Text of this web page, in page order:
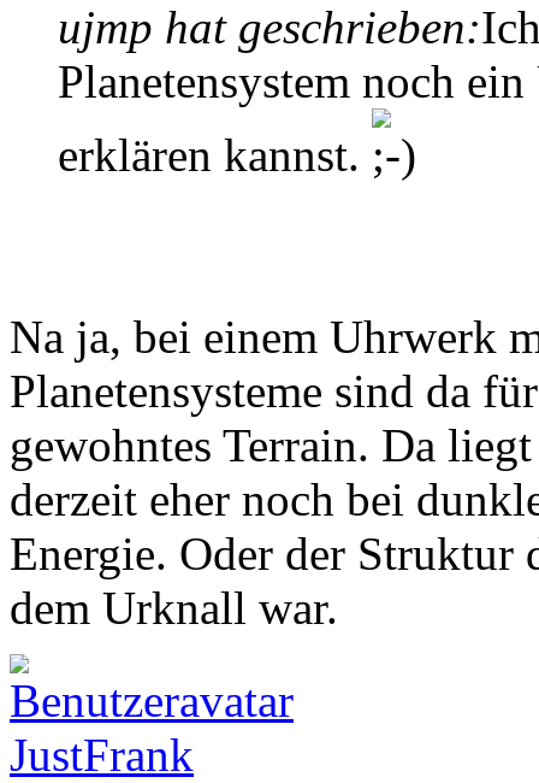
ujmp hat geschrieben:
Planetensystem noch
erklären kannst.
Na ja, bei einem Uhrwerk
Planetensysteme sind da
gewohntes Terrain. Da
derzeit eher noch bei
Energie. Oder der Struktur
dem Urknall war.
JustFrank